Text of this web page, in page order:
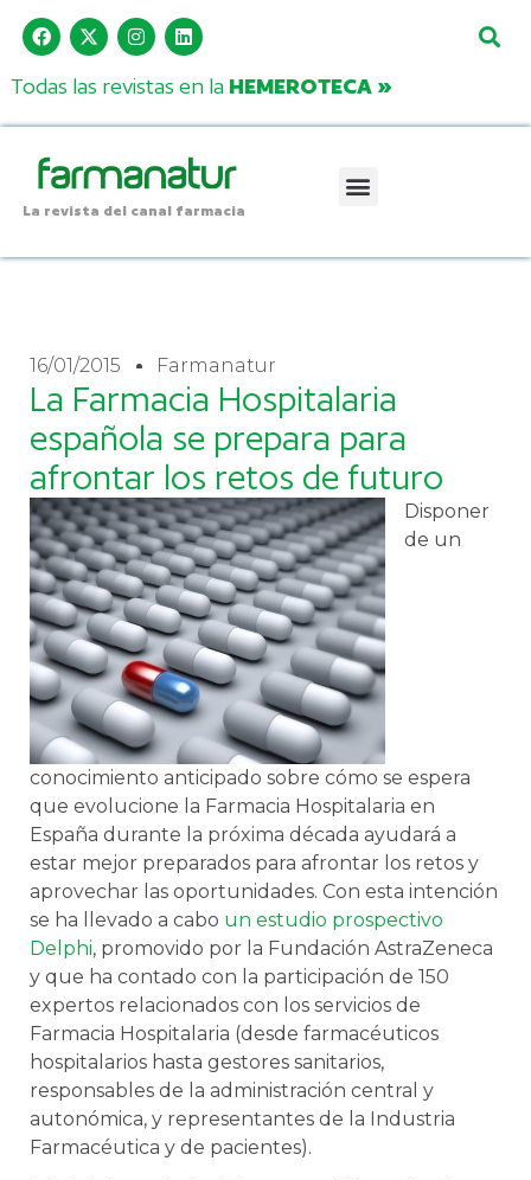
Todas las revistas en la HEMEROTECA »
La revista del canal farmacia
16/01/2015 Farmanatur
La Farmacia Hospitalaria
española se prepara para
afrontar los retos de futuro
Disponer
de un
conocimiento anticipado sobre cómo se espera
que evolucione la Farmacia Hospitalaria en
España durante la próxima década ayudará a
estar mejor preparados para afrontar los retos y
aprovechar las oportunidades. Con esta intención
se ha llevado a cabo un estudio prospectivo
Delphi, promovido por la Fundación AstraZeneca
y que ha contado con la participación de 150
expertos relacionados con los servicios de
Farmacia Hospitalaria (desde farmacéuticos
hospitalarios hasta gestores sanitarios,
responsables de la administración central y
autonómica, y representantes de la Industria
Farmacéutica y de pacientes).